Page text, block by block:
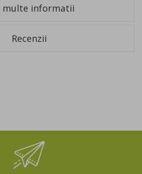
multe informatii
Recenzii